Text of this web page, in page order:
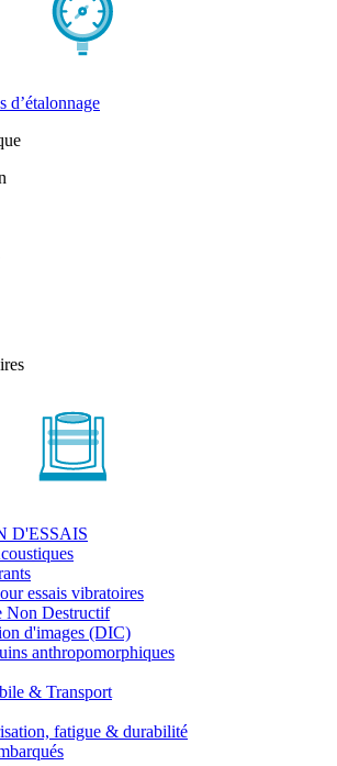
d’étalonnage
D'ESSAIS
essais vibratoires
Non Destructif
d'images (DIC)
anthropomorphiques
& Transport
fatigue & durabilité